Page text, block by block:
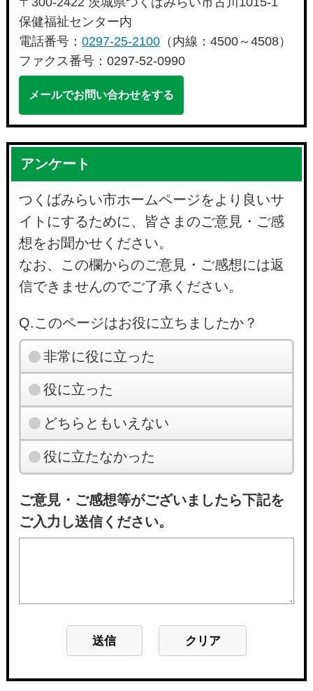
保健福祉センター内
電話番号：0297-25-2100 （内線：4500～4508）
ファクス番号：0297-52-0990
メールでお問い合わせをする
アンケート
つくばみらい市ホームページをより良いサ
イトにするために、皆さまのご意見・ご感
想をお聞かせください。
なお、この欄からのご意見・ご感想には返
信できませんのでご了承ください。
Q.このページはお役に立ちましたか？
非常に役に立った
役に立った
どちらともいえない
役に立たなかった
ご意見・ご感想等がございましたら下記を
ご入力し送信ください。